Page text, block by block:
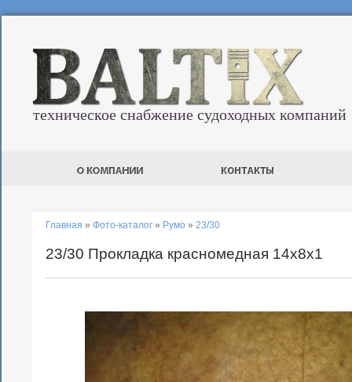
техническое снабжение судоходных компаний
Главная » Фото-каталог » Румо » 23/30
23/30 Прокладка красномедная 14х8х1